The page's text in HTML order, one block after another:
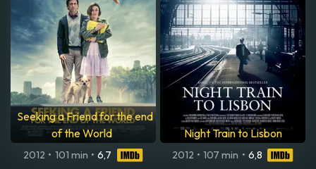
Seeking a Friend for the end
of the World
2012 • 101 min • 6,7
Night Train to Lisbon
2012 • 107 min • 6,8